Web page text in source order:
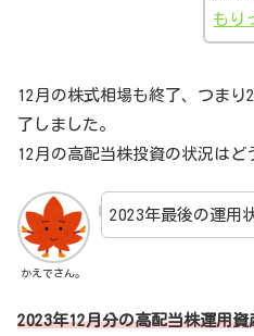
もり
12月の株式相場も終了、つま
了しました。
12月の高配当株投資の状況はど
かえでさん。
2023年最後の運用
2023年12月分の高配当株運用